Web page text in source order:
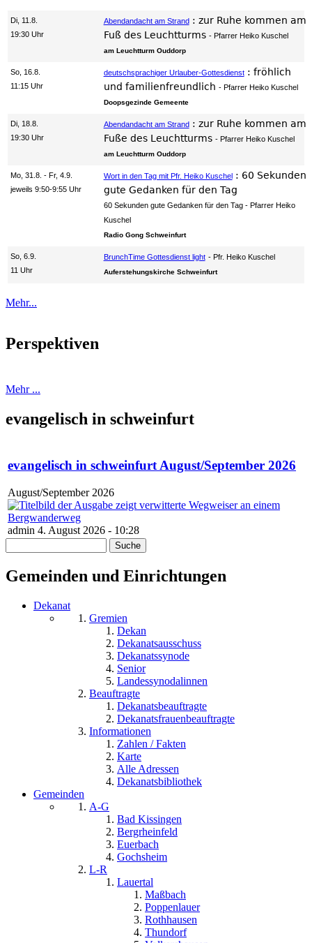
Di, 11.8.
19:30 Uhr
Abendandacht am Strand: zur Ruhe kommen am
Fuß des Leuchtturms
Pfarrer Heiko Kuschel
am Leuchtturm Ouddorp
So, 16.8.
11:15 Uhr
deutschsprachiger Urlauber-Gottesdienst: fröhlich
und familienfreundlich
Pfarrer Heiko Kuschel
Doopsgezinde Gemeente
Di, 18.8.
19:30 Uhr
Abendandacht am Strand: zur Ruhe kommen am
Fuße des Leuchtturms
Pfarrer Heiko Kuschel
am Leuchtturm Ouddorp
Mo, 31.8. - Fr, 4.9.
jeweils 9:50-9:55 Uhr
Wort in den Tag mit Pfr. Heiko Kuschel: 60 Sekunden
gute Gedanken für den Tag
60 Sekunden gute Gedanken für den Tag
Pfarrer Heiko
Kuschel
Radio Gong Schweinfurt
So, 6.9.
11 Uhr
BrunchTime Gottesdienst light Pfr. Heiko Kuschel
Auferstehungskirche Schweinfurt
Mehr...
Perspektiven
Mehr ...
evangelisch in schweinfurt
evangelisch in schweinfurt August/September 2026
August/September 2026
admin 4. August 2026 - 10:28
Gemeinden und Einrichtungen
Dekanat
Gremien
Dekan
Dekanatsausschuss
Dekanatssynode
Senior
Landessynodalinnen
Beauftragte
Dekanatsbeauftragte
Dekanatsfrauenbeauftragte
Informationen
Zahlen / Fakten
Karte
Alle Adressen
Dekanatsbibliothek
Gemeinden
A-G
Bad Kissingen
Bergrheinfeld
Euerbach
Gochsheim
L-R
Lauertal
Maßbach
Poppenlauer
Rothhausen
Thundorf